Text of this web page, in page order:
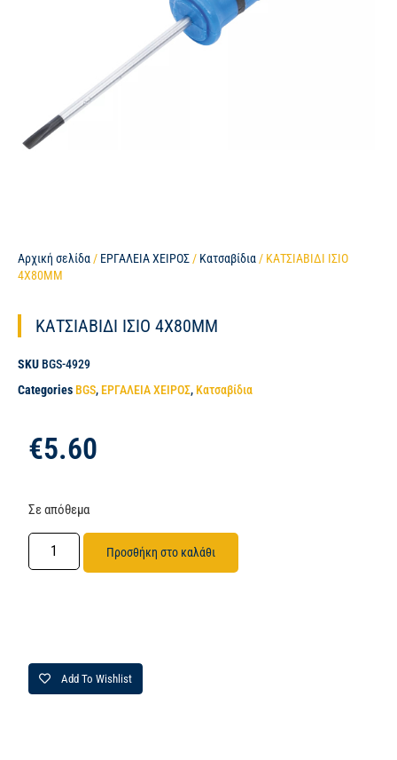
Αρχική σελίδα / ΕΡΓΑΛΕΙΑ ΧΕΙΡΟΣ / Κατσαβίδια / ΚΑΤΣΙΑΒΙΔΙ ΙΣΙΟ
4X80MM
ΚΑΤΣΙΑΒΙΔΙ ΙΣΙΟ 4X80MM
SKU BGS-4929
Categories BGS, ΕΡΓΑΛΕΙΑ ΧΕΙΡΟΣ, Κατσαβίδια
€5.60
Σε απόθεμα
Προσθήκη στο καλάθι
Add To Wishlist